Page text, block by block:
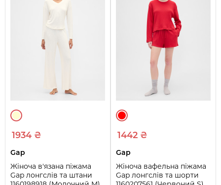
1934 ₴
Gap
Жіноча в'язана піжама
Gap лонгслів та штани
1442 ₴
Gap
Жіноча вафельна піжама
Gap лонгслів та шорти